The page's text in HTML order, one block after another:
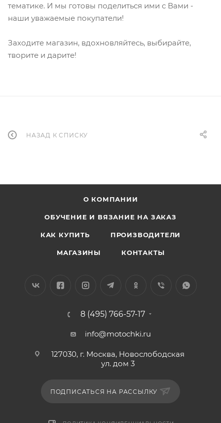
тематике. И мы готовы поделиться ими с Вами -
наши уважаемые покупатели!
Заходите магазин, вдохновляйтесь, выбирайте,
творите и дарите!
НАЗАД К СПИСКУ
О КОМПАНИИ
ОБУЧЕНИЕ И ВЯЗАНИЕ НА ЗАКАЗ
КАК КУПИТЬ ПРОИЗВОДИТЕЛИ
МАГАЗИНЫ КОНТАКТЫ
8 (495) 766-57-17
info@motochki.ru
127030, г. Москва, Новослободская
ул. дом 3
ПОДПИСАТЬСЯ НА РАССЫЛКУ